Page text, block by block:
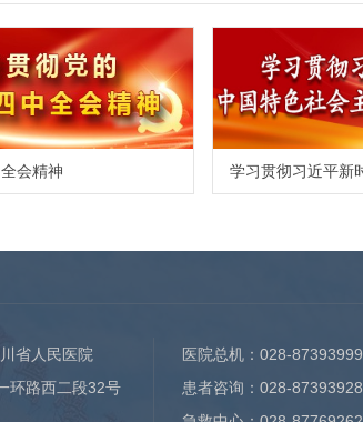
会精神
省人民医院
环路西二段32号
医院总机： 028-87393999
患者咨询： 028-87393928